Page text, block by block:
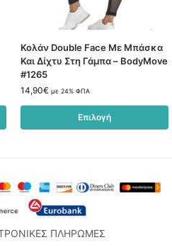
Κολάν Double Face Με Μπάσκα
Και Δίχτυ Στη Γάμπα – BodyMove
#1265
14,90€ με 24% ΦΠΑ
Επιλογή
ΠΛΗΡΩΜΕΣ